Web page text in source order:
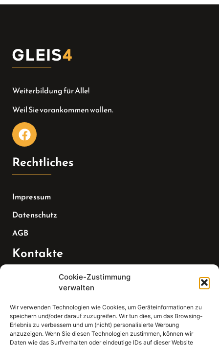
Cookie-Zustimmung
verwalten
Wir verwenden Technologien wie Cookies, um Geräteinformationen zu
speichern und/oder darauf zuzugreifen. Wir tun dies, um das Browsing-
Erlebnis zu verbessern und um (nicht) personalisierte Werbung
anzuzeigen. Wenn Sie diesen Technologien zustimmen, können wir
Daten wie das Surfverhalten oder eindeutige IDs auf dieser Website
Weiterbildung für Alle!
Weil Sie vorankommen wollen.
Rechtliches
Impressum
Datenschutz
AGB
Kontakte
07147 270 3349
Email: